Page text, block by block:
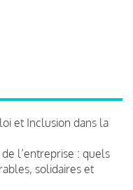
et Inclusion dans la
l’entreprise : quels
solidaires et